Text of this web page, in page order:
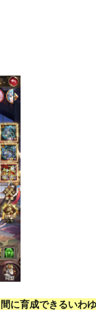
に育成できるいわ